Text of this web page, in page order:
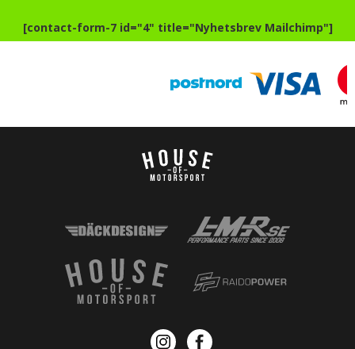
[contact-form-7 id="4" title="Nyhetsbrev Mailchimp"]